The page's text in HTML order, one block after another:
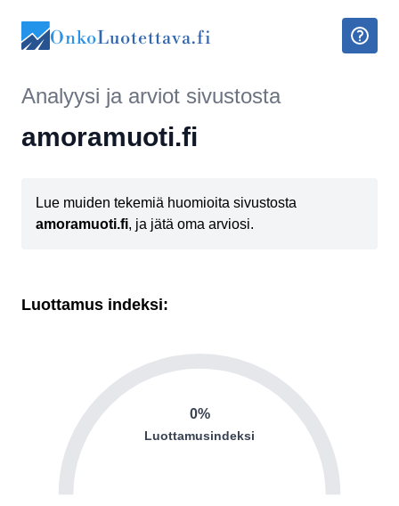
OnkoLuotettava.fi
Analyysi ja arviot sivustosta
amoramuoti.fi
Lue muiden tekemiä huomioita sivustosta
amoramuoti.fi, ja jätä oma arviosi.
Luottamus indeksi:
0%
Luottamusindeksi